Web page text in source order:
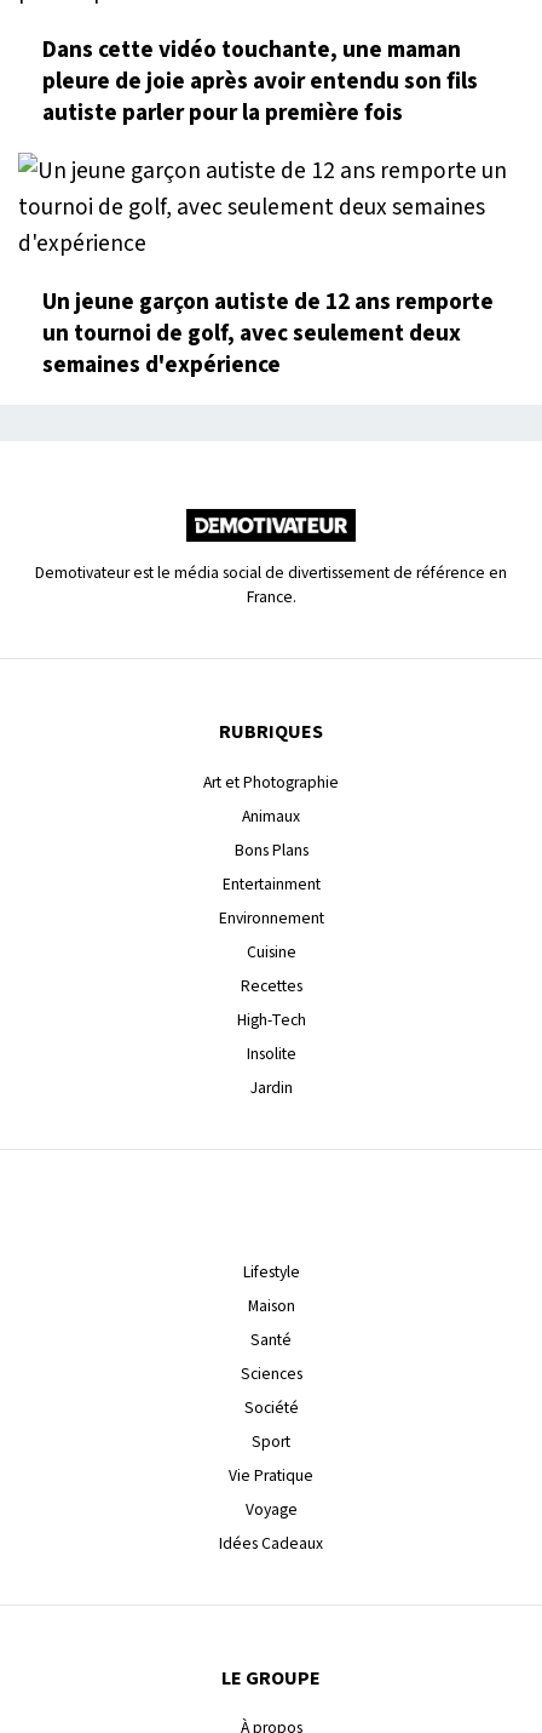
Dans cette vidéo touchante, une maman
pleure de joie après avoir entendu son fils
autiste parler pour la première fois
Un jeune garçon autiste de 12 ans remporte
un tournoi de golf, avec seulement deux
semaines d'expérience
Demotivateur est le média social de divertissement de référence en
France.
RUBRIQUES
Art et Photographie
Animaux
Bons Plans
Entertainment
Environnement
Cuisine
Recettes
High-Tech
Insolite
Jardin
Lifestyle
Maison
Santé
Sciences
Société
Sport
Vie Pratique
Voyage
Idées Cadeaux
LE GROUPE
À propos